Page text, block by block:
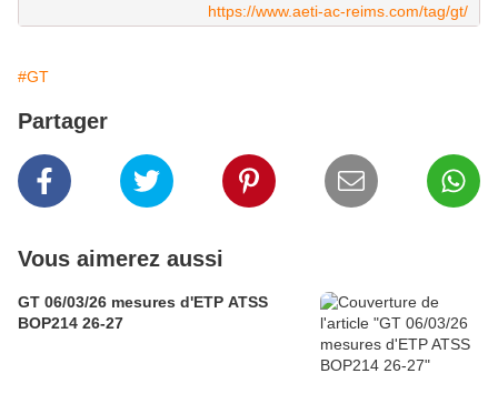
https://www.aeti-ac-reims.com/tag/gt/
#GT
Partager
Vous aimerez aussi
GT 06/03/26 mesures d'ETP ATSS
BOP214 26-27